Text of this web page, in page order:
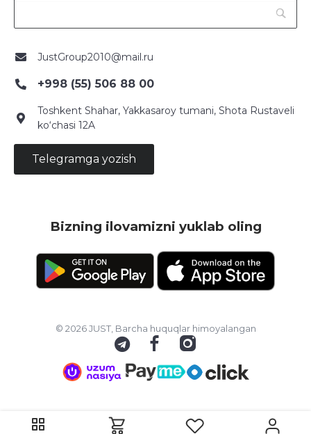
JustGroup2010@mail.ru
+998 (55) 506 88 00
Toshkent Shahar, Yakkasaroy tumani, Shota Rustaveli
ko‘chasi 12A
Telegramga yozish
Bizning ilovamizni yuklab oling
© 2026 JUST, Barcha huquqlar himoyalangan